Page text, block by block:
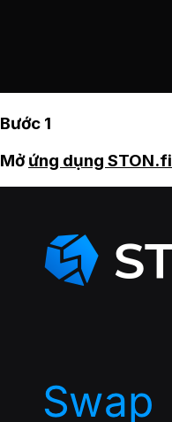
Bước 1
Mởứng dụng STON.fi